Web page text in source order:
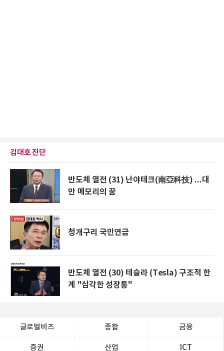
김대호 진단
반도체 열전 (31) 난야테크(南亞科技) ...대
만 메모리의 꿈
청개구리 국민연금
반도체 열전 (30) 테슬라 (Tesla) 구조적 한
계 "심각한 성장통"
글로벌비즈 종합 금융
증권 산업 ICT